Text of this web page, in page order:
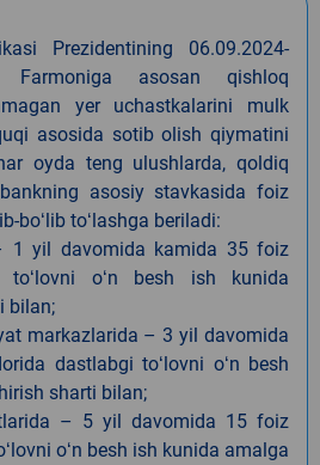
Prezidentining 06.09.2024-
Farmoniga asosan qishloq
yer uchastkalarini mulk
asosida sotib olish qiymatini
oyda teng ulushlarda, qoldiq
asosiy stavkasida foiz
boʻlib toʻlashga beriladi:
1 yil davomida kamida 35 foiz
toʻlovni oʻn besh ish kunida
bilan;
markazlarida – 3 yil davomida
dastlabgi toʻlovni oʻn besh
sharti bilan;
– 5 yil davomida 15 foiz
oʻn besh ish kunida amalga